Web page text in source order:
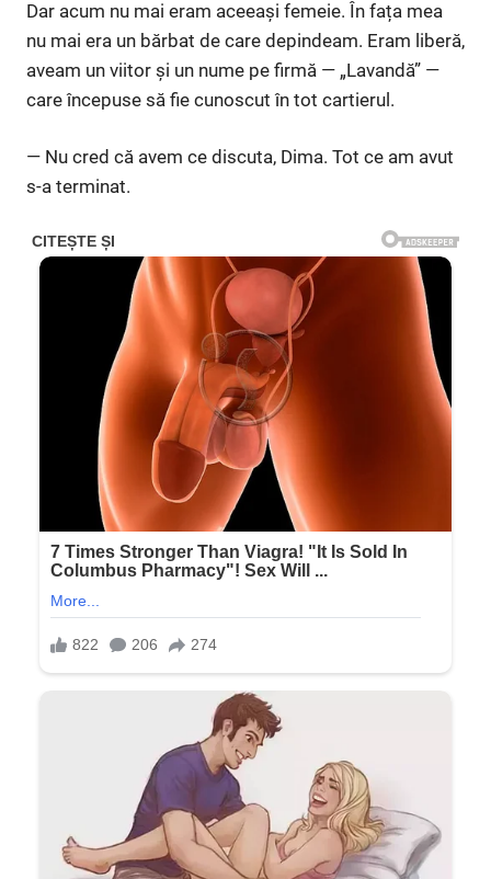
Dar acum nu mai eram aceeași femeie. În fața mea
nu mai era un bărbat de care depindeam. Eram liberă,
aveam un viitor și un nume pe firmă — „Lavandă” —
care începuse să fie cunoscut în tot cartierul.
— Nu cred că avem ce discuta, Dima. Tot ce am avut
s-a terminat.